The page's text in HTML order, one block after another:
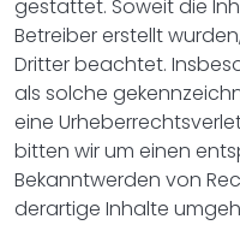
gestattet. Soweit die
Betreiber erstellt
Dritter beachtet.
als solche
eine
bitten wir um einen
Bekanntwerden von
derartige Inhalte